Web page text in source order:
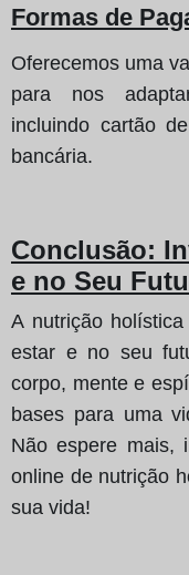
Formas de
Oferecemos uma
para nos
incluindo cartão
bancária.
Conclusão:
e no Seu
A nutrição
estar e no seu
corpo, mente e
bases para uma
Não espere mais,
online de nutrição
sua vida!